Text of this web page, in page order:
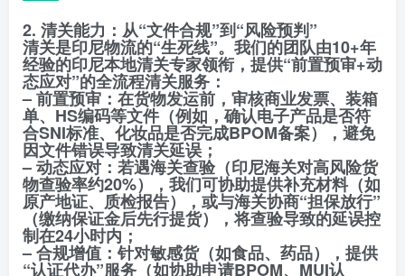
2. 清关能力：从“文件合规”到“风险预判”
清关是印尼物流的“生死线”。我们的团队由10+年
经验的印尼本地清关专家领衔，提供“前置预审+动
态应对”的全流程清关服务：
– 前置预审：在货物发运前，审核商业发票、装箱
单、HS编码等文件（例如，确认电子产品是否符
合SNI标准、化妆品是否完成BPOM备案），避免
因文件错误导致清关延误；
– 动态应对：若遇海关查验（印尼海关对高风险货
物查验率约20%），我们可协助提供补充材料（如
原产地证、质检报告），或与海关协商“担保放行”
（缴纳保证金后先行提货），将查验导致的延误控
制在24小时内；
– 合规增值：针对敏感货（如食品、药品），提供
“认证代办”服务（如协助申请BPOM、MUI认